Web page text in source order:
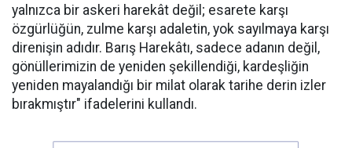
yalnızca bir askeri harekât değil; esarete karşı
özgürlüğün, zulme karşı adaletin, yok sayılmaya karşı
direnişin adıdır. Barış Harekâtı, sadece adanın değil,
gönüllerimizin de yeniden şekillendiği, kardeşliğin
yeniden mayalandığı bir milat olarak tarihe derin izler
bırakmıştır" ifadelerini kullandı.